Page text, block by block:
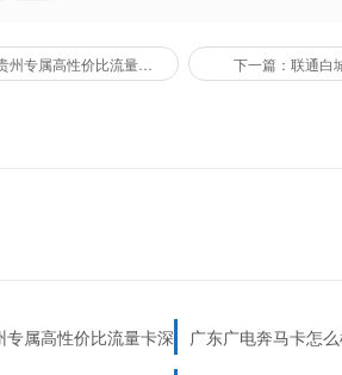
下一篇：联通白
属高性价比流量卡深
广东广电奔马卡怎